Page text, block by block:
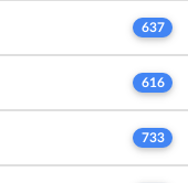
637
616
733